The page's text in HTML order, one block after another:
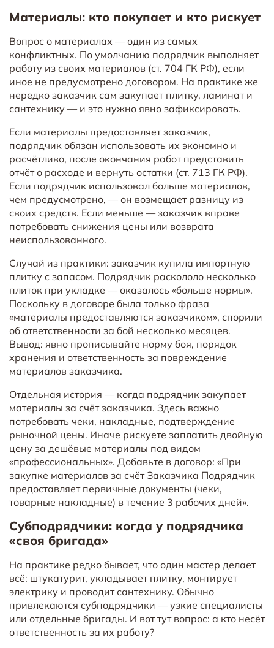
Материалы: кто покупает и кто рискует
Вопрос о материалах — один из самых
конфликтных. По умолчанию подрядчик выполняет
работу из своих материалов (ст. 704 ГК РФ), если
иное не предусмотрено договором. На практике же
нередко заказчик сам закупает плитку, ламинат и
сантехнику — и это нужно явно зафиксировать.
Если материалы предоставляет заказчик,
подрядчик обязан использовать их экономно и
расчётливо, после окончания работ представить
отчёт о расходе и вернуть остатки (ст. 713 ГК РФ).
Если подрядчик использовал больше материалов,
чем предусмотрено, — он возмещает разницу из
своих средств. Если меньше — заказчик вправе
потребовать снижения цены или возврата
неиспользованного.
Случай из практики: заказчик купила импортную
плитку с запасом. Подрядчик раскололо несколько
плиток при укладке — оказалось «больше нормы».
Поскольку в договоре была только фраза
«материалы предоставляются заказчиком», спорили
об ответственности за бой несколько месяцев.
Вывод: явно прописывайте норму боя, порядок
хранения и ответственность за повреждение
материалов заказчика.
Отдельная история — когда подрядчик закупает
материалы за счёт заказчика. Здесь важно
потребовать чеки, накладные, подтверждение
рыночной цены. Иначе рискуете заплатить двойную
цену за дешёвые материалы под видом
«профессиональных». Добавьте в договор: «При
закупке материалов за счёт Заказчика Подрядчик
предоставляет первичные документы (чеки,
товарные накладные) в течение 3 рабочих дней».
Субподрядчики: когда у подрядчика
«своя бригада»
На практике редко бывает, что один мастер делает
всё: штукатурит, укладывает плитку, монтирует
электрику и проводит сантехнику. Обычно
привлекаются субподрядчики — узкие специалисты
или отдельные бригады. И вот тут вопрос: а кто несёт
ответственность за их работу?